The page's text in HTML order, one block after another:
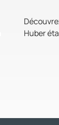
Huber